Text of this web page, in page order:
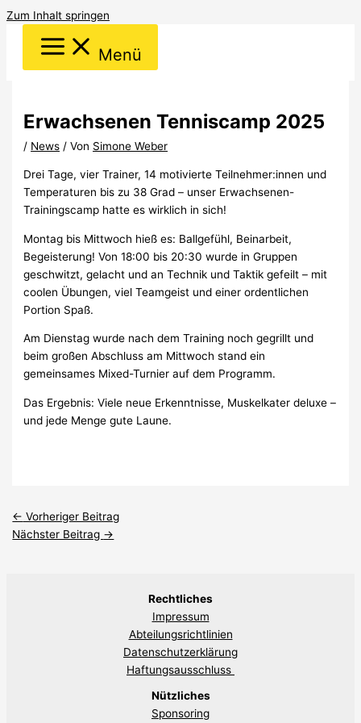
Zum Inhalt springen
Menü
Erwachsenen Tenniscamp 2025
/ News / Von Simone Weber
Drei Tage, vier Trainer, 14 motivierte Teilnehmer:innen und
Temperaturen bis zu 38 Grad – unser Erwachsenen-
Trainingscamp hatte es wirklich in sich!
Montag bis Mittwoch hieß es: Ballgefühl, Beinarbeit,
Begeisterung! Von 18:00 bis 20:30 wurde in Gruppen
geschwitzt, gelacht und an Technik und Taktik gefeilt – mit
coolen Übungen, viel Teamgeist und einer ordentlichen
Portion Spaß.
Am Dienstag wurde nach dem Training noch gegrillt und
beim großen Abschluss am Mittwoch stand ein
gemeinsames Mixed-Turnier auf dem Programm.
Das Ergebnis: Viele neue Erkenntnisse, Muskelkater deluxe –
und jede Menge gute Laune.
← Vorheriger Beitrag
Nächster Beitrag →
Rechtliches
Impressum
Abteilungsrichtlinien
Datenschutzerklärung
Haftungsausschluss
Nützliches
Sponsoring